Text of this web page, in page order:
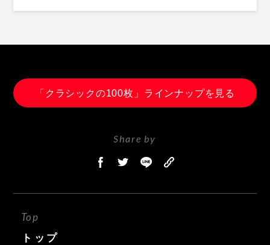
「クラシックの100枚」ラインナップを見る
Share by
Top
トップ